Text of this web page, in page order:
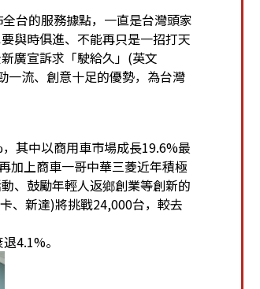
台的服務據點，一直是台灣頭家
與時俱進、不能再只是一招打天
廣宣訴求「駛給久」(英文
一流、創意十足的優勢，為台灣
其中以商用車市場成長19.6%最
加上商車一哥中華三菱近年積極
、鼓勵年輕人返鄉創業等創新的
、新達)將挑戰24,000台，較去
4.1%。